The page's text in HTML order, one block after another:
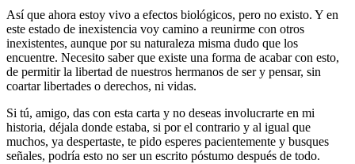
Así que ahora estoy vivo a efectos biológicos, pero no existo. Y en
este estado de inexistencia voy camino a reunirme con otros
inexistentes, aunque por su naturaleza misma dudo que los
encuentre. Necesito saber que existe una forma de acabar con esto,
de permitir la libertad de nuestros hermanos de ser y pensar, sin
coartar libertades o derechos, ni vidas.
Si tú, amigo, das con esta carta y no deseas involucrarte en mi
historia, déjala donde estaba, si por el contrario y al igual que
muchos, ya despertaste, te pido esperes pacientemente y busques
señales, podría esto no ser un escrito póstumo después de todo.